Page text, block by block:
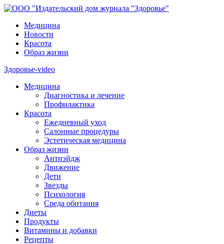
Медицина
Новости
Красота
Образ жизни
Здоровье-video
Медицина
Диагностика и лечение
Профилактика
Красота
Ежедневный уход
Салонные процедуры
Эстетическая медицина
Образ жизни
Антиэйдж
Движение
Дети
Звезды
Психология
Среда обитания
Диеты
Продукты
Витамины и добавки
Рецепты